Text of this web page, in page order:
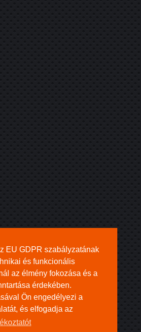
EU GDPR szabályzatának
és funkcionális
az élmény fokozása és a
érdekében.
Ön engedélyezi a
és elfogadja az